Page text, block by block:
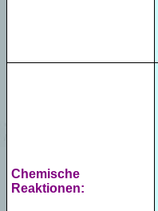
Chemische
Reaktionen: